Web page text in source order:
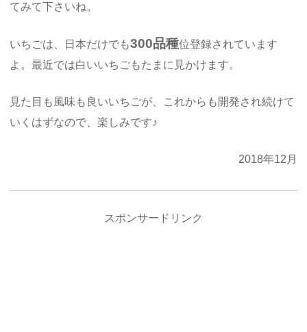
てみて下さいね。
いちごは、日本だけでも300品種位登録されています
よ。最近では白いいちごもたまに見かけます。
見た目も風味も良いいちごが、これからも開発され続けて
いくはずなので、楽しみです♪
2018年12月
スポンサードリンク